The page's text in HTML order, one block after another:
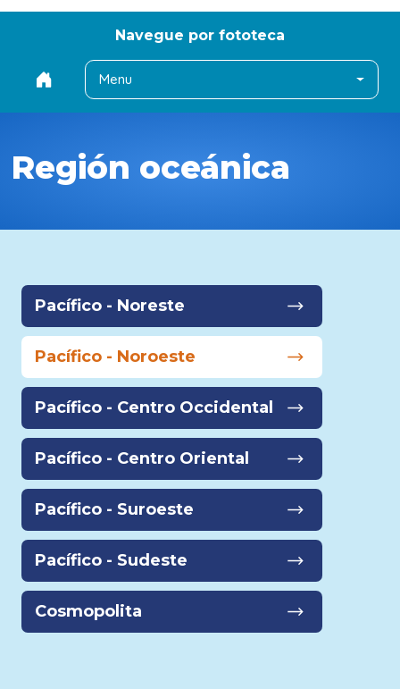
Navegue por fototeca
Menu
Región oceánica
Pacífico - Noreste
Pacífico - Noroeste
Pacífico - Centro Occidental
Pacífico - Centro Oriental
Pacífico - Suroeste
Pacífico - Sudeste
Cosmopolita